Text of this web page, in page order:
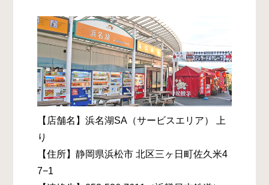
【店舗名】浜名湖SA（サービスエリア） 上
り
【住所】静岡県浜松市 北区三ヶ日町佐久米4
7−1